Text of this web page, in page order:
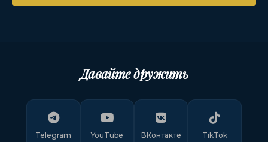
Давайте дружить
Telegram YouTube ВКонтакте TikTok